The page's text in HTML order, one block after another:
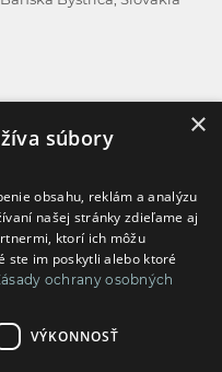
Doprava a platba
×
súbory
obsahu, reklám a analýzu
našej stránky zdieľame aj
ktorí ich môžu
ste im poskytli alebo ktoré
ochrany osobných
VÝKONNOSŤ